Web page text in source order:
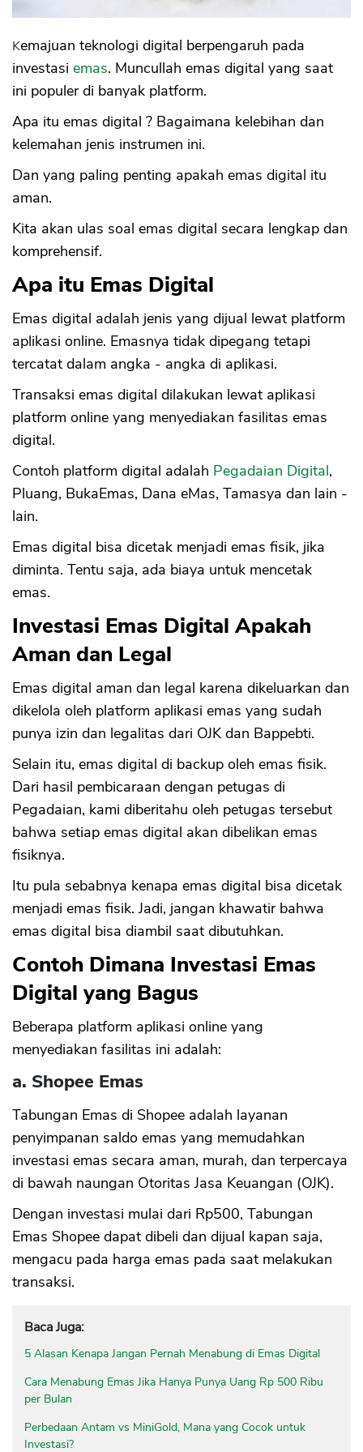
Kemajuan teknologi digital berpengaruh pada
investasi emas. Muncullah emas digital yang saat
ini populer di banyak platform.
Apa itu emas digital ? Bagaimana kelebihan dan
kelemahan jenis instrumen ini.
Dan yang paling penting apakah emas digital itu
aman.
Kita akan ulas soal emas digital secara lengkap dan
komprehensif.
Apa itu Emas Digital
Emas digital adalah jenis yang dijual lewat platform
aplikasi online. Emasnya tidak dipegang tetapi
tercatat dalam angka - angka di aplikasi.
Transaksi emas digital dilakukan lewat aplikasi
platform online yang menyediakan fasilitas emas
digital.
Contoh platform digital adalah Pegadaian Digital,
Pluang, BukaEmas, Dana eMas, Tamasya dan lain -
lain.
Emas digital bisa dicetak menjadi emas fisik, jika
diminta. Tentu saja, ada biaya untuk mencetak
emas.
Investasi Emas Digital Apakah
Aman dan Legal
Emas digital aman dan legal karena dikeluarkan dan
dikelola oleh platform aplikasi emas yang sudah
punya izin dan legalitas dari OJK dan Bappebti.
Selain itu, emas digital di backup oleh emas fisik.
Dari hasil pembicaraan dengan petugas di
Pegadaian, kami diberitahu oleh petugas tersebut
bahwa setiap emas digital akan dibelikan emas
fisiknya.
Itu pula sebabnya kenapa emas digital bisa dicetak
menjadi emas fisik. Jadi, jangan khawatir bahwa
emas digital bisa diambil saat dibutuhkan.
Contoh Dimana Investasi Emas
Digital yang Bagus
Beberapa platform aplikasi online yang
menyediakan fasilitas ini adalah:
a. Shopee Emas
Tabungan Emas di Shopee adalah layanan
penyimpanan saldo emas yang memudahkan
investasi emas secara aman, murah, dan terpercaya
di bawah naungan Otoritas Jasa Keuangan (OJK).
Dengan investasi mulai dari Rp500, Tabungan
Emas Shopee dapat dibeli dan dijual kapan saja,
mengacu pada harga emas pada saat melakukan
transaksi.
Baca Juga:
5 Alasan Kenapa Jangan Pernah Menabung di Emas Digital
Cara Menabung Emas Jika Hanya Punya Uang Rp 500 Ribu
per Bulan
Perbedaan Antam vs MiniGold, Mana yang Cocok untuk
Investasi?